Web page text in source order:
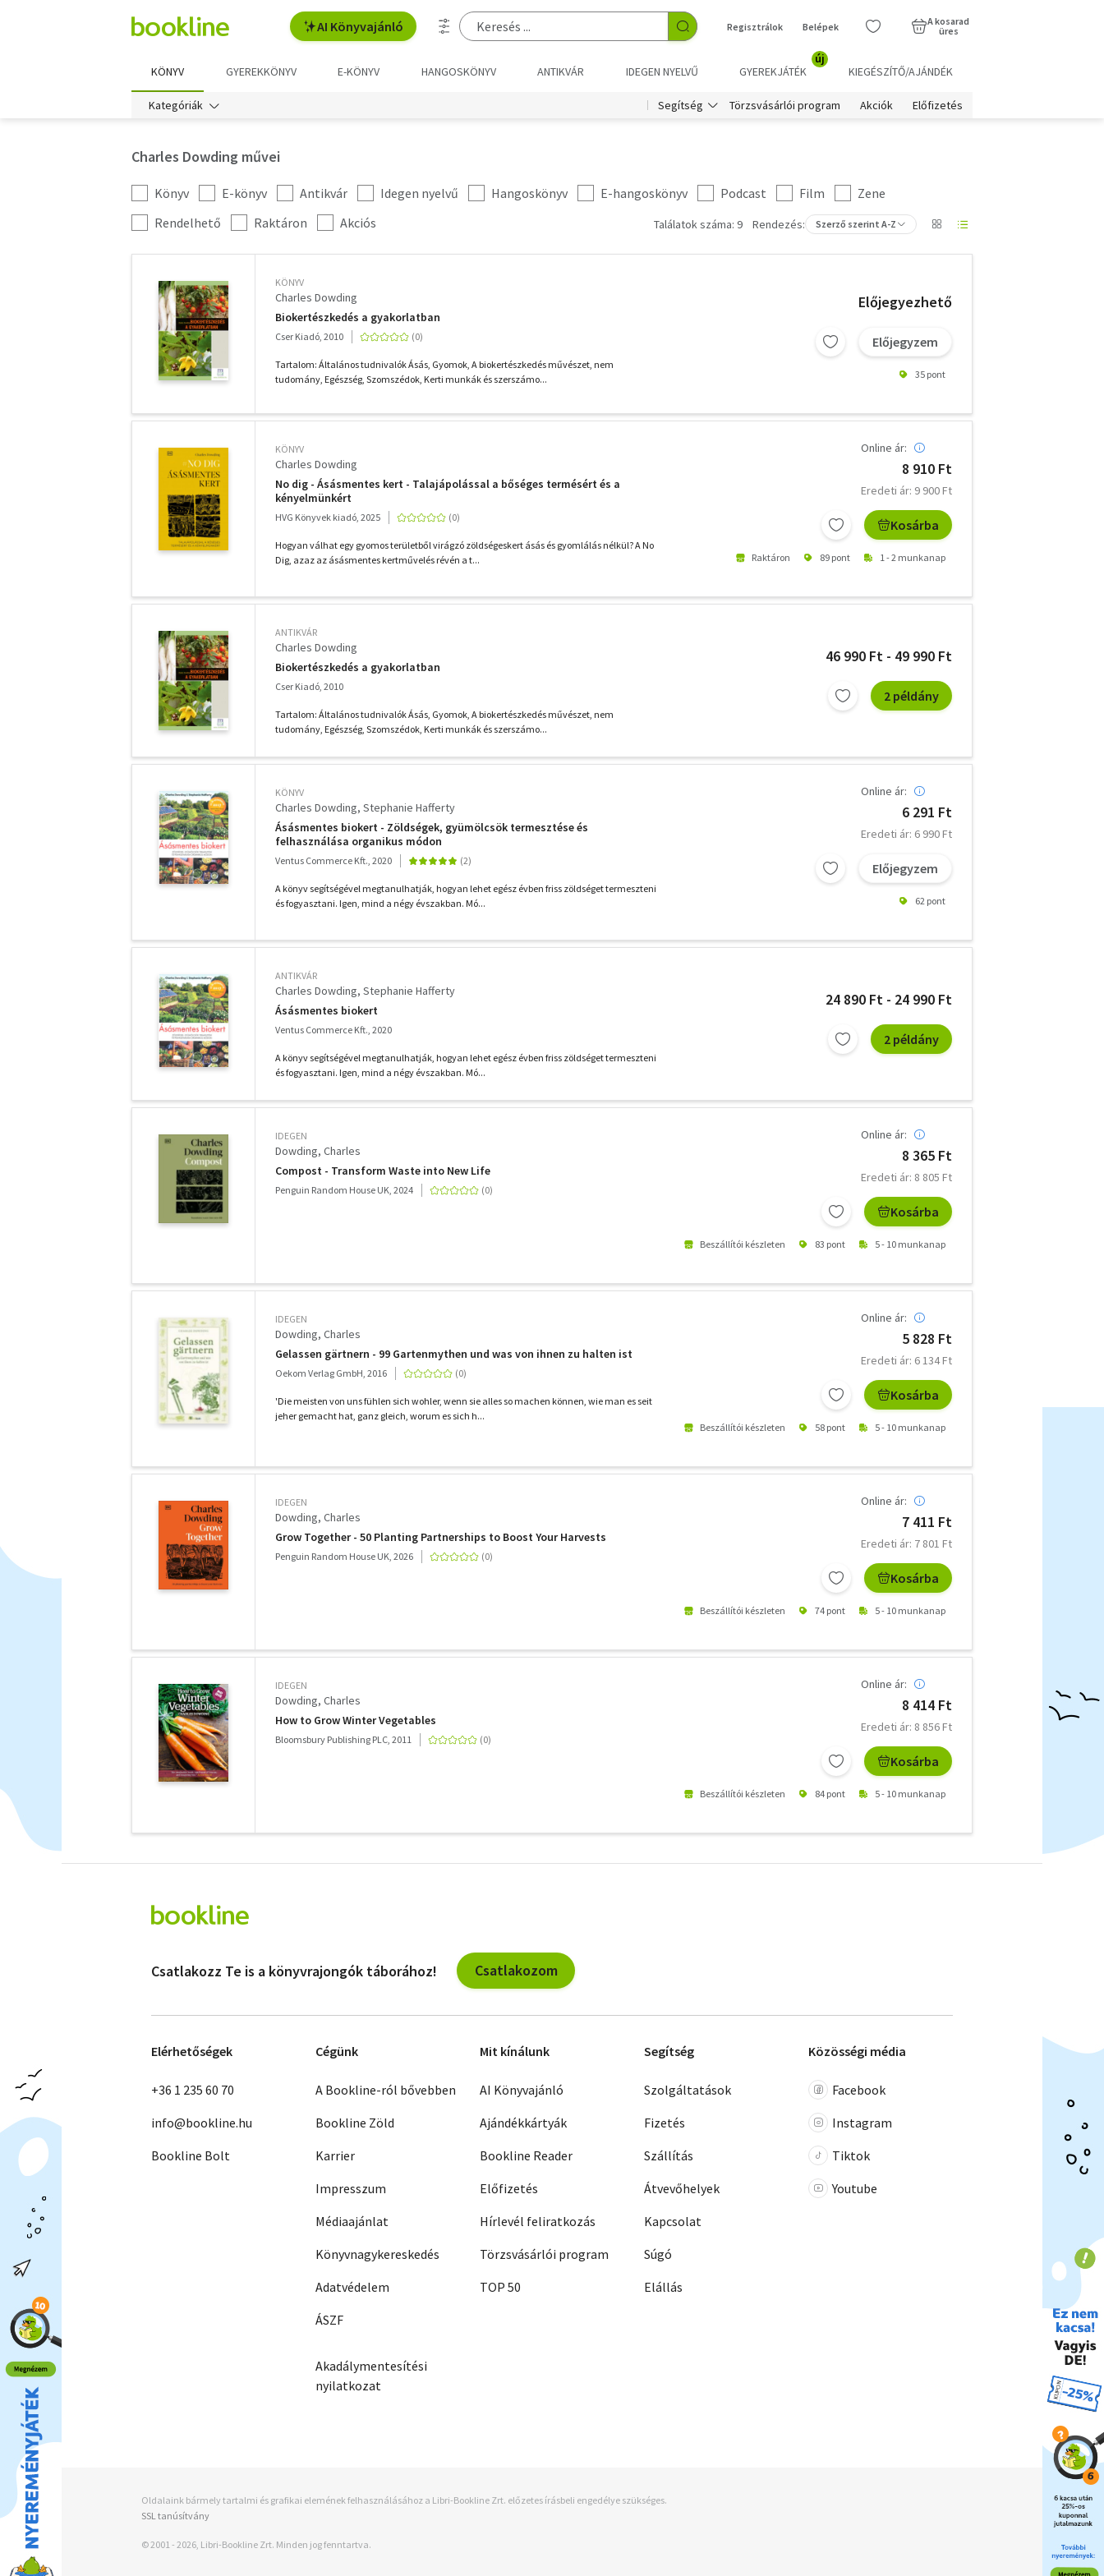
AI Könyvajánló Regisztrálok Belépek
A kosarad
üres
KÖNYV GYEREKKÖNYV E-KÖNYV HANGOSKÖNYV ANTIKVÁR IDEGEN NYELVŰ GYEREKJÁTÉK
új
KIEGÉSZÍTŐ/AJÁNDÉK
Kategóriák Segítség Törzsvásárlói program Akciók Előfizetés
Charles Dowding művei
Kategória
szűrés
Könyv E-könyv Antikvár Idegen nyelvű Hangoskönyv E-hangoskönyv Podcast Film
Zene
További
szűrők
Rendelhető Raktáron Akciós Találatok száma: 9 Rendezés: Szerző szerint A-Z
KÖNYV
Charles Dowding
Biokertészkedés a gyakorlatban
Cser Kiadó, 2010
Tartalom: Általános tudnivalók Ásás, Gyomok, A biokertészkedés művészet, nem
tudomány, Egészség, Szomszédok, Kerti munkák és szerszámo...
Előjegyezhető
Előjegyzem
35 pont
KÖNYV
Charles Dowding
No dig - Ásásmentes kert - Talajápolással a bőséges termésért és a
kényelmünkért
HVG Könyvek kiadó, 2025
Hogyan válhat egy gyomos területből virágzó zöldségeskert ásás és gyomlálás nélkül? A No
Dig, azaz az ásásmentes kertművelés révén a t...
Online ár:
8 910 Ft
Eredeti ár: 9 900 Ft
Kosárba
Raktáron 89 pont 1 - 2 munkanap
ANTIKVÁR
Charles Dowding
Biokertészkedés a gyakorlatban
Cser Kiadó, 2010
Tartalom: Általános tudnivalók Ásás, Gyomok, A biokertészkedés művészet, nem
tudomány, Egészség, Szomszédok, Kerti munkák és szerszámo...
46 990 Ft - 49 990 Ft
2 példány
KÖNYV
Charles Dowding Stephanie Hafferty
Ásásmentes biokert - Zöldségek, gyümölcsök termesztése és
felhasználása organikus módon
Ventus Commerce Kft., 2020
A könyv segítségével megtanulhatják, hogyan lehet egész évben friss zöldséget termeszteni
és fogyasztani. Igen, mind a négy évszakban. Mó...
Online ár:
6 291 Ft
Eredeti ár: 6 990 Ft
Előjegyzem
62 pont
ANTIKVÁR
Charles Dowding Stephanie Hafferty
Ásásmentes biokert
Ventus Commerce Kft., 2020
A könyv segítségével megtanulhatják, hogyan lehet egész évben friss zöldséget termeszteni
és fogyasztani. Igen, mind a négy évszakban. Mó...
24 890 Ft - 24 990 Ft
2 példány
IDEGEN
Dowding, Charles
Compost - Transform Waste into New Life
Penguin Random House UK, 2024
Online ár:
8 365 Ft
Eredeti ár: 8 805 Ft
Kosárba
Beszállítói készleten 83 pont 5 - 10 munkanap
IDEGEN
Dowding, Charles
Gelassen gärtnern - 99 Gartenmythen und was von ihnen zu halten ist
Oekom Verlag GmbH, 2016
'Die meisten von uns fühlen sich wohler, wenn sie alles so machen können, wie man es seit
jeher gemacht hat, ganz gleich, worum es sich h...
Online ár:
5 828 Ft
Eredeti ár: 6 134 Ft
Kosárba
Beszállítói készleten 58 pont 5 - 10 munkanap
IDEGEN
Dowding, Charles
Grow Together - 50 Planting Partnerships to Boost Your Harvests
Penguin Random House UK, 2026
Online ár:
7 411 Ft
Eredeti ár: 7 801 Ft
Kosárba
Beszállítói készleten 74 pont 5 - 10 munkanap
IDEGEN
Dowding, Charles
How to Grow Winter Vegetables
Bloomsbury Publishing PLC, 2011
Online ár:
8 414 Ft
Eredeti ár: 8 856 Ft
Kosárba
Beszállítói készleten 84 pont 5 - 10 munkanap
szűrők
Csatlakozz Te is a könyvrajongók táborához! Csatlakozom
Elérhetőségek
+36 1 235 60 70
info@bookline.hu
Bookline Bolt
Cégünk
A Bookline-ról bővebben
Bookline Zöld
Karrier
Impresszum
Médiaajánlat
Könyvnagykereskedés
Adatvédelem
ÁSZF
Akadálymentesítési
nyilatkozat
Mit kínálunk
AI Könyvajánló
Ajándékkártyák
Bookline Reader
Előfizetés
Hírlevél feliratkozás
Törzsvásárlói program
TOP 50
Segítség
Szolgáltatások
Fizetés
Szállítás
Átvevőhelyek
Kapcsolat
Súgó
Elállás
Közösségi média
Facebook
Instagram
Tiktok
Youtube
Oldalaink bármely tartalmi és grafikai elemének felhasználásához a Libri-Bookline Zrt. előzetes írásbeli engedélye szükséges.
SSL tanúsítvány
© 2001 - 2026, Libri-Bookline Zrt. Minden jog fenntartva.